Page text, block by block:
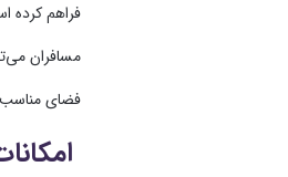
فراهم کرده
مسافران
فضای مناسب